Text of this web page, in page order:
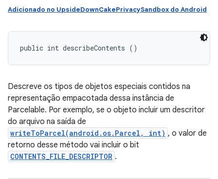
Adicionado no UpsideDownCakePrivacySandbox do Android
public int describeContents ()
Descreve os tipos de objetos especiais contidos na
representação empacotada dessa instância de
Parcelable. Por exemplo, se o objeto incluir um descritor
do arquivo na saída de
writeToParcel(android.os.Parcel, int) , o valor de
retorno desse método vai incluir o bit
CONTENTS_FILE_DESCRIPTOR .